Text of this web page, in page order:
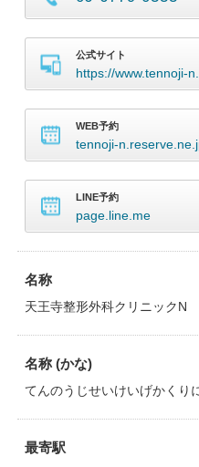
公式サイト
https://www.tennoji-
WEB予約
tennoji-
LINE予約
page.line.me
名称
天王寺整形外科クリニックN
名称 (かな)
てんのうじせいけいげかくり
最寄駅